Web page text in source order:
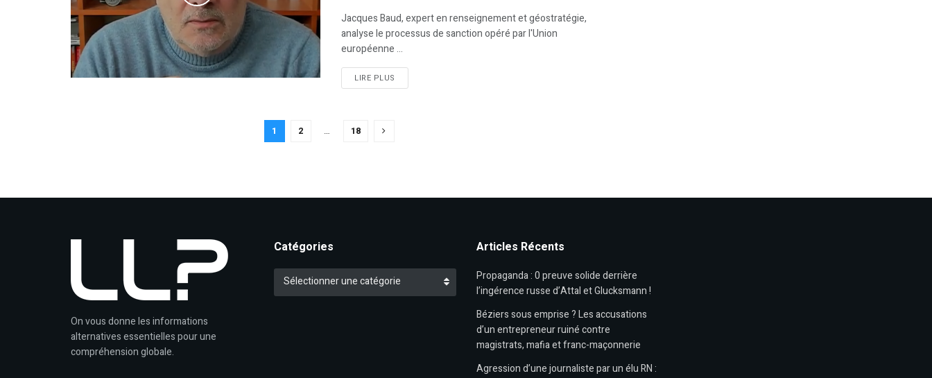
Jacques Baud, expert en renseignement et géostratégie,
analyse le processus de sanction opéré par l'Union
européenne ...
LIRE PLUS
1 2 … 18
On vous donne les informations
alternatives essentielles pour une
compréhension globale.
Catégories
Catégories
Sélectionner une catégorie
Articles Récents
Propaganda : 0 preuve solide derrière
l’ingérence russe d’Attal et Glucksmann !
Béziers sous emprise ? Les accusations
d’un entrepreneur ruiné contre
magistrats, mafia et franc-maçonnerie
Agression d’une journaliste par un élu RN :